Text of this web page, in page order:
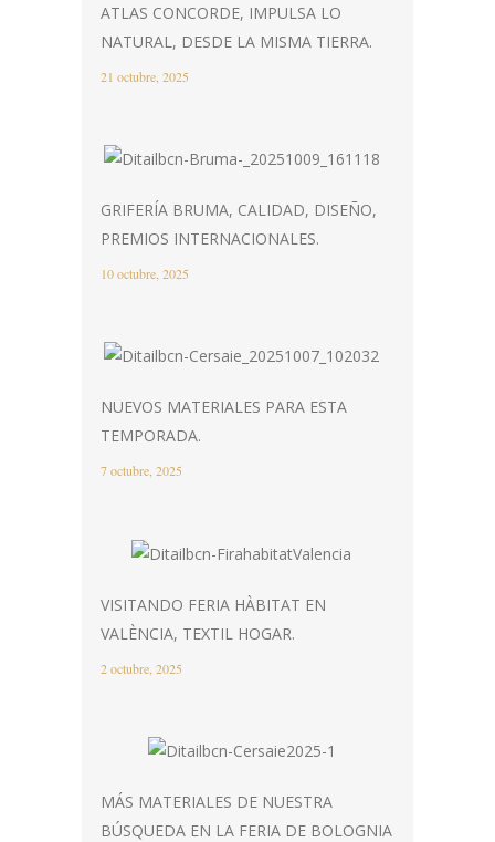
ATLAS CONCORDE, IMPULSA LO
NATURAL, DESDE LA MISMA TIERRA.
21 octubre, 2025
GRIFERÍA BRUMA, CALIDAD, DISEÑO,
PREMIOS INTERNACIONALES.
10 octubre, 2025
NUEVOS MATERIALES PARA ESTA
TEMPORADA.
7 octubre, 2025
VISITANDO FERIA HÀBITAT EN
VALÈNCIA, TEXTIL HOGAR.
2 octubre, 2025
MÁS MATERIALES DE NUESTRA
BÚSQUEDA EN LA FERIA DE BOLOGNIA